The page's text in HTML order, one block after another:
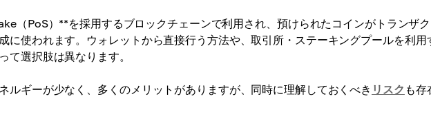
（PoS）**を採用するブロックチェーンで利用され、預けられたコインがトランザ
に使われます。ウォレットから直接行う方法や、取引所・ステーキングプールを利用
て選択肢は異なります。
ルギーが少なく、多くのメリットがありますが、同時に理解しておくべき リスク も存